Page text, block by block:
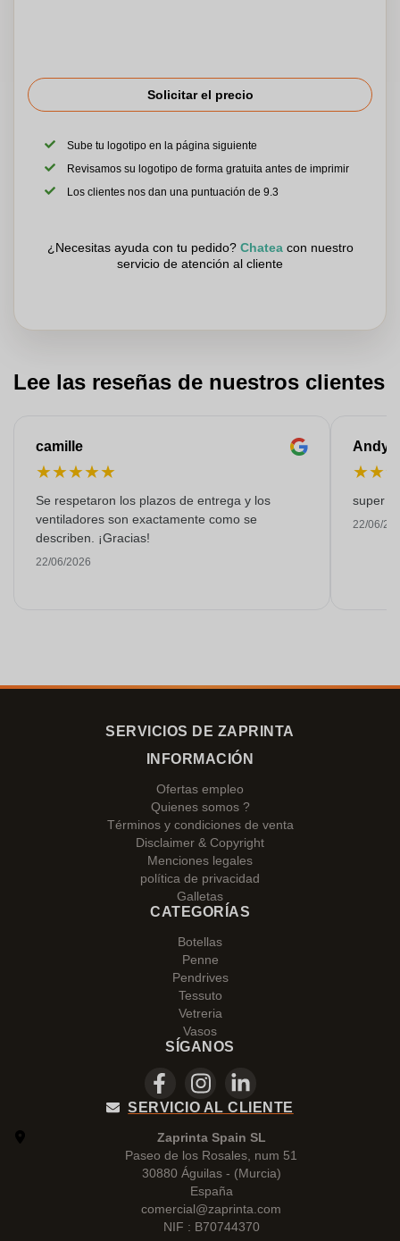
Solicitar el precio
Sube tu logotipo en la página siguiente
Revisamos su logotipo de forma gratuita antes de imprimir
Los clientes nos dan una puntuación de 9.3
¿Necesitas ayuda con tu pedido? Chateacon nuestro
servicio de atención al cliente
Lee las reseñas de nuestros clientes
camille
★★★★★
Se respetaron los plazos de entrega y los
ventiladores son exactamente como se
describen. ¡Gracias!
22/06/2026
Andy
★★
super
22/06/
SERVICIOS DE ZAPRINTA
INFORMACIÓN
Ofertas empleo
Quienes somos ?
Términos y condiciones de venta
Disclaimer & Copyright
Menciones legales
política de privacidad
Galletas
CATEGORÍAS
Botellas
Penne
Pendrives
Tessuto
Vetreria
Vasos
SÍGANOS
SERVICIO AL CLIENTE
Zaprinta Spain SL
Paseo de los Rosales, num 51
30880 Águilas - (Murcia)
España
comercial@zaprinta.com
NIF : B70744370